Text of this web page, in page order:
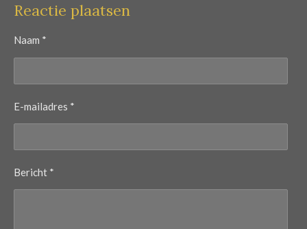
Reactie plaatsen
Naam *
E-mailadres *
Bericht *